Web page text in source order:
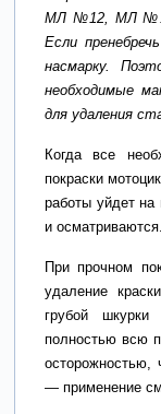
МЛ №12, МЛ
Если
насмарку.
необходимые
для удаления
Когда все
покраски
работы уйдет
и
При прочном
удаление
грубой шкурки
полностью всю
осторожностью,
— применение